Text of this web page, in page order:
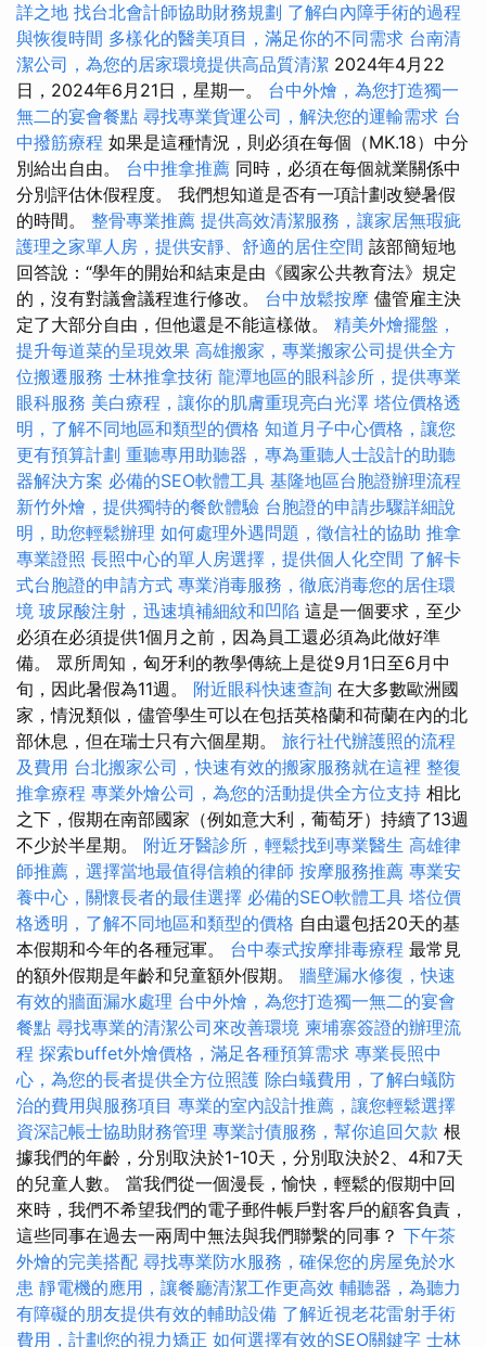
詳之地 找台北會計師協助財務規劃 了解白內障手術的過程
與恢復時間 多樣化的醫美項目，滿足你的不同需求 台南清
潔公司，為您的居家環境提供高品質清潔 2024年4月22
日，2024年6月21日，星期一。 台中外燴，為您打造獨一
無二的宴會餐點 尋找專業貨運公司，解決您的運輸需求 台
中撥筋療程 如果是這種情況，則必須在每個（MK.18）中分
別給出自由。 台中推拿推薦 同時，必須在每個就業關係中
分別評估休假程度。 我們想知道是否有一項計劃改變暑假
的時間。 整骨專業推薦 提供高效清潔服務，讓家居無瑕疵
護理之家單人房，提供安靜、舒適的居住空間 該部簡短地
回答說：“學年的開始和結束是由《國家公共教育法》規定
的，沒有對議會議程進行修改。 台中放鬆按摩 儘管雇主決
定了大部分自由，但他還是不能這樣做。 精美外燴擺盤，
提升每道菜的呈現效果 高雄搬家，專業搬家公司提供全方
位搬遷服務 士林推拿技術 龍潭地區的眼科診所，提供專業
眼科服務 美白療程，讓你的肌膚重現亮白光澤 塔位價格透
明，了解不同地區和類型的價格 知道月子中心價格，讓您
更有預算計劃 重聽專用助聽器，專為重聽人士設計的助聽
器解決方案 必備的SEO軟體工具 基隆地區台胞證辦理流程
新竹外燴，提供獨特的餐飲體驗 台胞證的申請步驟詳細說
明，助您輕鬆辦理 如何處理外遇問題，徵信社的協助 推拿
專業證照 長照中心的單人房選擇，提供個人化空間 了解卡
式台胞證的申請方式 專業消毒服務，徹底消毒您的居住環
境 玻尿酸注射，迅速填補細紋和凹陷 這是一個要求，至少
必須在必須提供1個月之前，因為員工還必須為此做好準
備。 眾所周知，匈牙利的教學傳統上是從9月1日至6月中
旬，因此暑假為11週。 附近眼科快速查詢 在大多數歐洲國
家，情況類似，儘管學生可以在包括英格蘭和荷蘭在內的北
部休息，但在瑞士只有六個星期。 旅行社代辦護照的流程
及費用 台北搬家公司，快速有效的搬家服務就在這裡 整復
推拿療程 專業外燴公司，為您的活動提供全方位支持 相比
之下，假期在南部國家（例如意大利，葡萄牙）持續了13週
不少於半星期。 附近牙醫診所，輕鬆找到專業醫生 高雄律
師推薦，選擇當地最值得信賴的律師 按摩服務推薦 專業安
養中心，關懷長者的最佳選擇 必備的SEO軟體工具 塔位價
格透明，了解不同地區和類型的價格 自由還包括20天的基
本假期和今年的各種冠軍。 台中泰式按摩排毒療程 最常見
的額外假期是年齡和兒童額外假期。 牆壁漏水修復，快速
有效的牆面漏水處理 台中外燴，為您打造獨一無二的宴會
餐點 尋找專業的清潔公司來改善環境 柬埔寨簽證的辦理流
程 探索buffet外燴價格，滿足各種預算需求 專業長照中
心，為您的長者提供全方位照護 除白蟻費用，了解白蟻防
治的費用與服務項目 專業的室內設計推薦，讓您輕鬆選擇
資深記帳士協助財務管理 專業討債服務，幫你追回欠款 根
據我們的年齡，分別取決於1-10天，分別取決於2、4和7天
的兒童人數。 當我們從一個漫長，愉快，輕鬆的假期中回
來時，我們不希望我們的電子郵件帳戶對客戶的顧客負責，
這些同事在過去一兩周中無法與我們聯繫的同事？ 下午茶
外燴的完美搭配 尋找專業防水服務，確保您的房屋免於水
患 靜電機的應用，讓餐廳清潔工作更高效 輔聽器，為聽力
有障礙的朋友提供有效的輔助設備 了解近視老花雷射手術
費用，計劃您的視力矯正 如何選擇有效的SEO關鍵字 士林